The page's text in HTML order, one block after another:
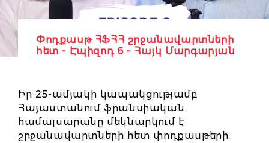
Փոդքասթ ՀՖՀՀ շրջանավարտների
հետ - Էպիզոդ 6 - Հայկ Մարգարյան
Իր 25-ամյակի կապակցությամբ
Հայաստանում ֆրանսիական
համալսարանը մեկնարկում է
շրջանավարտների հետ փոդքասթերի